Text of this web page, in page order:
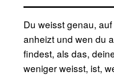
Du weisst genau,
anheizt und wen du
findest, als das,
weniger weisst, ist,